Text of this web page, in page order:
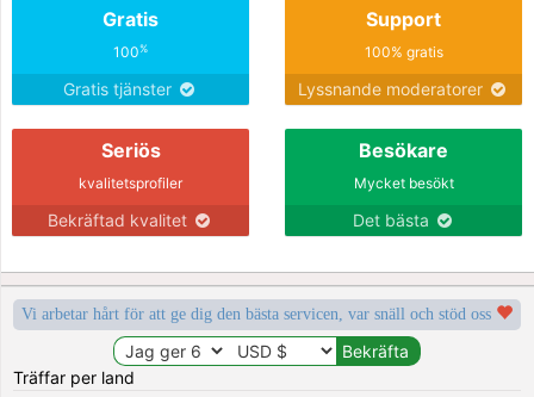
Gratis
100%
Gratis tjänster
Support
100% gratis
Lyssnande moderatorer
Seriös
kvalitetsprofiler
Bekräftad kvalitet
Besökare
Mycket besökt
Det bästa
Vi arbetar hårt för att ge dig den bästa servicen, var snäll och stöd oss
Träffar per land